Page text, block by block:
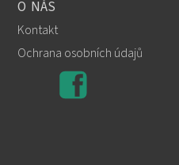
O NÁS
Kontakt
Ochrana osobních údajů